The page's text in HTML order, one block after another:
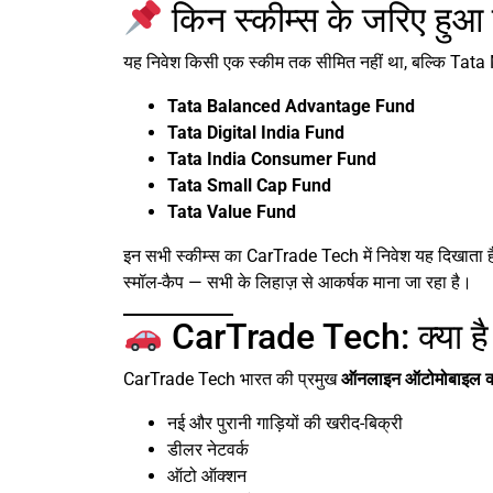
किन स्कीम्स के जरिए हुआ
यह निवेश किसी एक स्कीम तक सीमित नहीं था, बल्कि
Tata Balanced Advantage Fund
Tata Digital India Fund
Tata India Consumer Fund
Tata Small Cap Fund
Tata Value Fund
इन सभी स्कीम्स का CarTrade Tech में निवेश यह
स्मॉल-कैप — सभी के लिहाज़ से आकर्षक माना जा रहा है।
CarTrade Tech: क्या
CarTrade Tech भारत की प्रमुखऑनलाइन ऑटोमोबाइल
नई और पुरानी गाड़ियों की खरीद-बिक्री
डीलर नेटवर्क
ऑटो ऑक्शन